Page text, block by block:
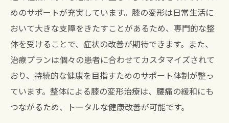
めのサポートが充実しています。膝の変形は日常生活に
おいて大きな支障をきたすことがあるため、専門的な整
体を受けることで、症状の改善が期待できます。また、
治療プランは個々の患者に合わせてカスタマイズされて
おり、持続的な健康を目指すためのサポート体制が整っ
ています。整体による膝の変形治療は、腰痛の緩和にも
つながるため、トータルな健康改善が可能です。